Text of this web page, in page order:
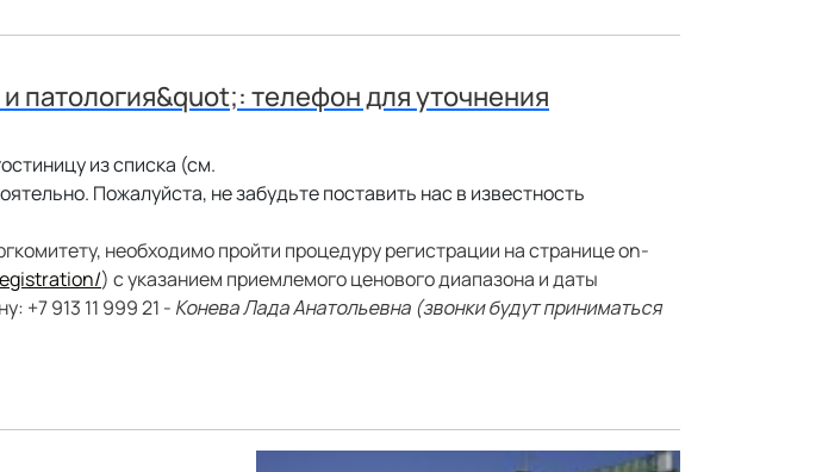
патология&quot;: телефон для уточнения
из списка (см.
Пожалуйста, не забудьте поставить нас в известность
необходимо пройти процедуру регистрации на страницеon-
) с указанием приемлемого ценового диапазона и даты
+7 913 11 999 21 - Конева Лада Анатольевна (звонки будут приниматься